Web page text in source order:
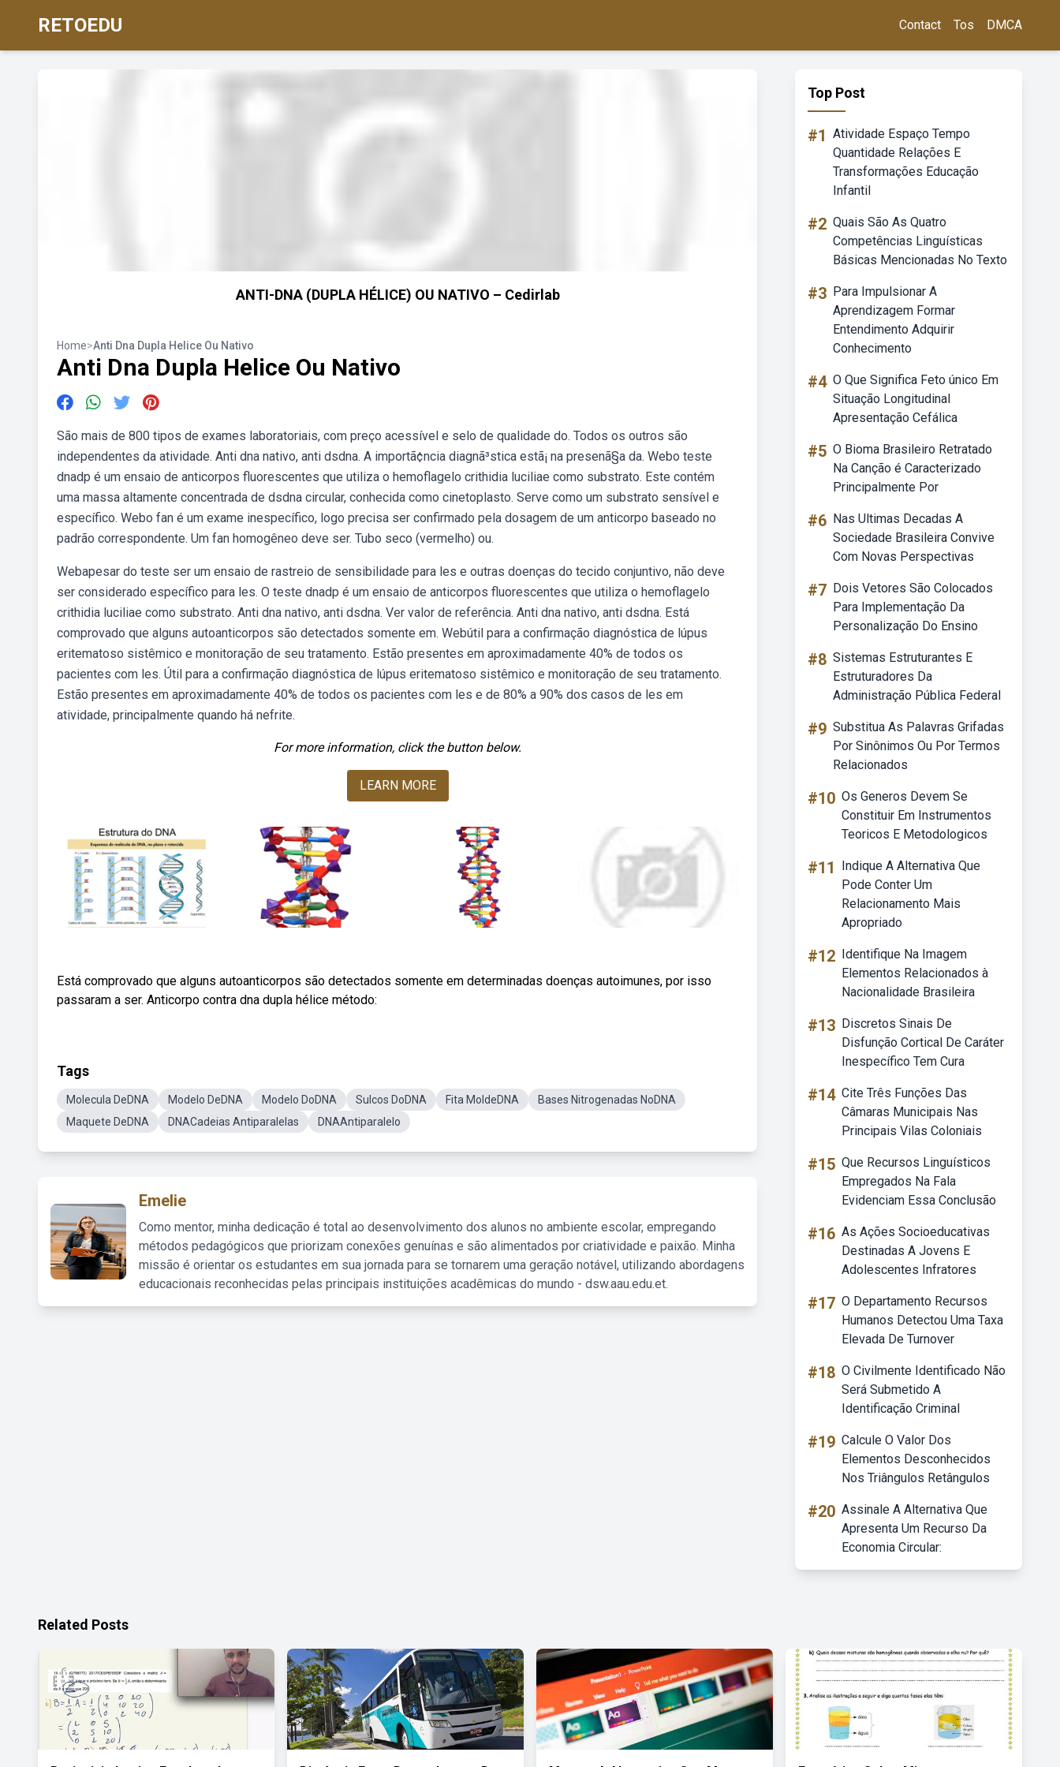
RETOEDU Contact Tos DMCA
ANTI-DNA (DUPLA HÉLICE) OU NATIVO – Cedirlab
Home>Anti Dna Dupla Helice Ou Nativo
Anti Dna Dupla Helice Ou Nativo
São mais de 800 tipos de exames laboratoriais, com preço acessível e selo de qualidade do. Todos os outros são
independentes da atividade. Anti dna nativo, anti dsdna. A importã¢ncia diagnã³stica estã¡ na presenã§a da. Webo teste
dnadp é um ensaio de anticorpos fluorescentes que utiliza o hemoflagelo crithidia luciliae como substrato. Este contém
uma massa altamente concentrada de dsdna circular, conhecida como cinetoplasto. Serve como um substrato sensível e
específico. Webo fan é um exame inespecífico, logo precisa ser confirmado pela dosagem de um anticorpo baseado no
padrão correspondente. Um fan homogêneo deve ser. Tubo seco (vermelho) ou.
Webapesar do teste ser um ensaio de rastreio de sensibilidade para les e outras doenças do tecido conjuntivo, não deve
ser considerado específico para les. O teste dnadp é um ensaio de anticorpos fluorescentes que utiliza o hemoflagelo
crithidia luciliae como substrato. Anti dna nativo, anti dsdna. Ver valor de referência. Anti dna nativo, anti dsdna. Está
comprovado que alguns autoanticorpos são detectados somente em. Webútil para a confirmação diagnóstica de lúpus
eritematoso sistêmico e monitoração de seu tratamento. Estão presentes em aproximadamente 40% de todos os
pacientes com les. Útil para a confirmação diagnóstica de lúpus eritematoso sistêmico e monitoração de seu tratamento.
Estão presentes em aproximadamente 40% de todos os pacientes com les e de 80% a 90% dos casos de les em
atividade, principalmente quando há nefrite.
For more information, click the button below.
LEARN MORE
Está comprovado que alguns autoanticorpos são detectados somente em determinadas doenças autoimunes, por isso
passaram a ser. Anticorpo contra dna dupla hélice método:
Tags
Molecula DeDNA Modelo DeDNA Modelo DoDNA Sulcos DoDNA Fita MoldeDNA
Bases Nitrogenadas NoDNA
Maquete DeDNA
DNACadeias Antiparalelas DNAAntiparalelo
Emelie
Como mentor, minha dedicação é total ao desenvolvimento dos alunos no ambiente escolar, empregando
métodos pedagógicos que priorizam conexões genuínas e são alimentados por criatividade e paixão. Minha
missão é orientar os estudantes em sua jornada para se tornarem uma geração notável, utilizando abordagens
educacionais reconhecidas pelas principais instituições acadêmicas do mundo - dsw.aau.edu.et.
Top Post
#1 Atividade Espaço Tempo
Quantidade Relações E
Transformações Educação
Infantil
#2 Quais São As Quatro
Competências Linguísticas
Básicas Mencionadas No Texto
#3 Para Impulsionar A
Aprendizagem Formar
Entendimento Adquirir
Conhecimento
#4 O Que Significa Feto único Em
Situação Longitudinal
Apresentação Cefálica
#5 O Bioma Brasileiro Retratado
Na Canção é Caracterizado
Principalmente Por
#6 Nas Ultimas Decadas A
Sociedade Brasileira Convive
Com Novas Perspectivas
#7 Dois Vetores São Colocados
Para Implementação Da
Personalização Do Ensino
#8 Sistemas Estruturantes E
Estruturadores Da
Administração Pública Federal
#9 Substitua As Palavras Grifadas
Por Sinônimos Ou Por Termos
Relacionados
#10 Os Generos Devem Se
Constituir Em Instrumentos
Teoricos E Metodologicos
#11
Indique A Alternativa Que
Pode Conter Um
Relacionamento Mais
Apropriado
#12 Identifique Na Imagem
Elementos Relacionados à
Nacionalidade Brasileira
#13 Discretos Sinais De
Disfunção Cortical De Caráter
Inespecífico Tem Cura
#14 Cite Três Funções Das
Câmaras Municipais Nas
Principais Vilas Coloniais
#15 Que Recursos Linguísticos
Empregados Na Fala
Evidenciam Essa Conclusão
#16 As Ações Socioeducativas
Destinadas A Jovens E
Adolescentes Infratores
#17 O Departamento Recursos
Humanos Detectou Uma Taxa
Elevada De Turnover
#18 O Civilmente Identificado Não
Será Submetido A
Identificação Criminal
#19 Calcule O Valor Dos
Elementos Desconhecidos
Nos Triângulos Retângulos
#20 Assinale A Alternativa Que
Apresenta Um Recurso Da
Economia Circular:
Related Posts